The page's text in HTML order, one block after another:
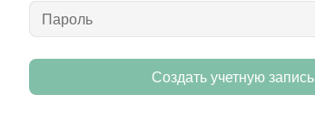
Создать учетную запись